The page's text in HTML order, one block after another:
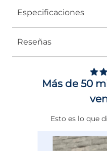
Especificaciones
Tipo
Género
Reseñas
Más de 50
Esto es lo que